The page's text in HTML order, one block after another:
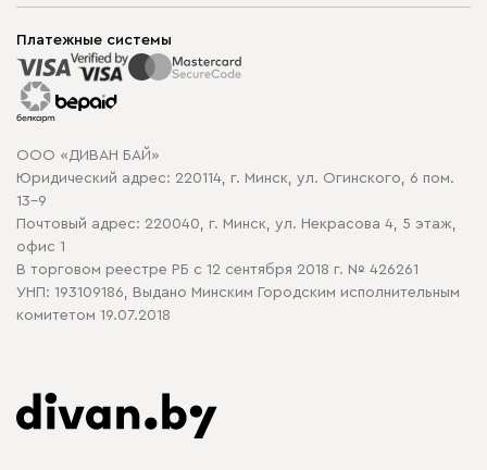
Способы оплаты
Рассрочка и кредит
Гарантия
Карта сайта
Политика конфиденциальности
Политика в отношении обработки cookie
Корпусная мебель
Распродажа мебели
Платежные системы
ООО «ДИВАН БАЙ»
Юридический адрес: 220114, г. Минск, ул. Огинского, 6 пом.
13-9
Почтовый адрес: 220040, г. Минск, ул. Некрасова 4, 5 этаж,
офис 1
В торговом реестре РБ с 12 сентября 2018 г. № 426261
УНП: 193109186, Выдано Минским Городским исполнительным
комитетом 19.07.2018